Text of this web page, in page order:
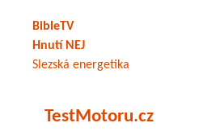
BibleTV
Hnutí NEJ
Slezská energetika
TestMotoru.cz